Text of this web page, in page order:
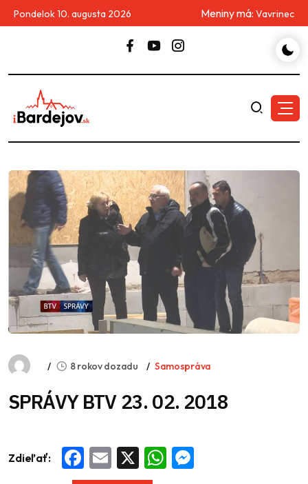
Pondelok 10. augusta 2026 Meniny má: Vavrinec
8 rokov dozadu Samospráva
SPRÁVY BTV 23. 02. 2018
Zdieľať: Facebook
Email WhatsApp